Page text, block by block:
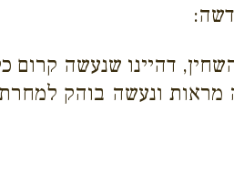
דהיינו שנעשה קרום
ונעשה בוהק